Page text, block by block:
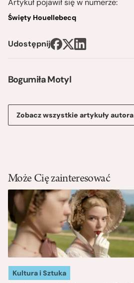
Bogumiła Motyl
Zobacz wszystkie artykuły autora
Artykuł pojawił się w numerze:
Święty Houellebecq
Udostępnij
Może Cię zainteresować
Kultura i Sztuka